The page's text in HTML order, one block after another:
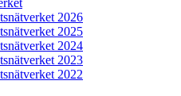
2026
2025
2024
2023
2022